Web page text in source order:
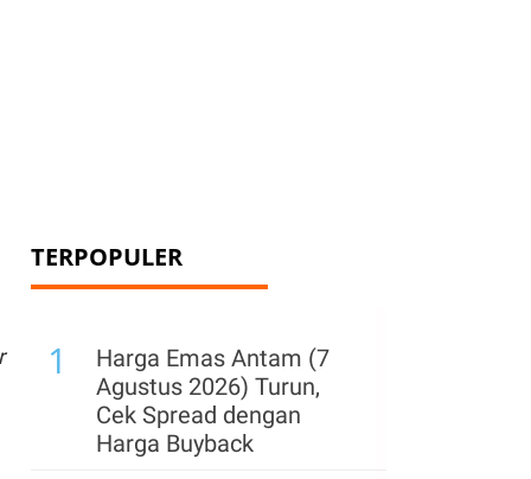
TERPOPULER
1
Harga Emas Antam (7
Agustus 2026) Turun,
Cek Spread dengan
Harga Buyback